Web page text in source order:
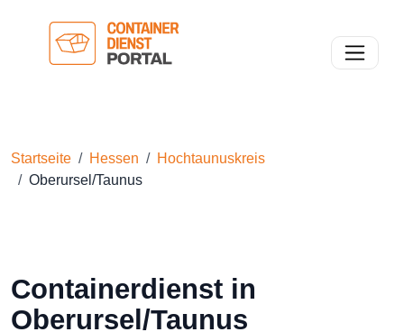
Toggle
Startseite Hessen
Hochtaunuskreis
Oberursel/Taunus
Containerdienst in
Oberursel/Taunus